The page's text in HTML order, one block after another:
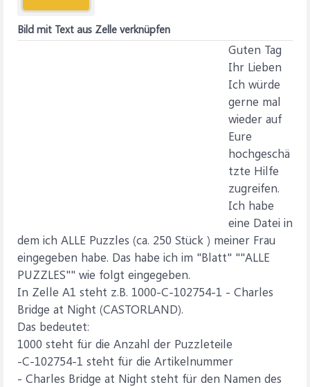
Bild mit Text aus Zelle verknüpfen
Guten Tag
Ihr Lieben
Ich würde
gerne mal
wieder auf
Eure
hochgeschä
tzte Hilfe
zugreifen.
Ich habe
eine Datei in
dem ich ALLE Puzzles (ca. 250 Stück ) meiner Frau
eingegeben habe. Das habe ich im "Blatt" ""ALLE
PUZZLES"" wie folgt eingegeben.
In Zelle A1 steht z.B. 1000-C-102754-1 - Charles
Bridge at Night (CASTORLAND).
Das bedeutet:
1000 steht für die Anzahl der Puzzleteile
-C-102754-1 steht für die Artikelnummer
- Charles Bridge at Night steht für den Namen des